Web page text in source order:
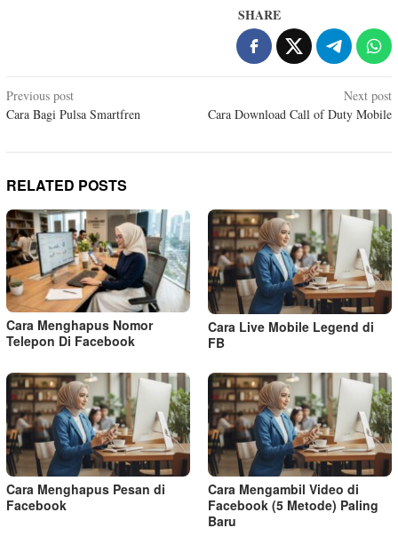
SHARE
Post
navigation
Previous post
Cara Bagi Pulsa Smartfren
Next post
Cara Download Call of Duty Mobile
RELATED POSTS
Cara Menghapus Nomor
Telepon Di Facebook
Cara Live Mobile Legend di
FB
Cara Menghapus Pesan di
Facebook
Cara Mengambil Video di
Facebook (5 Metode) Paling
Baru